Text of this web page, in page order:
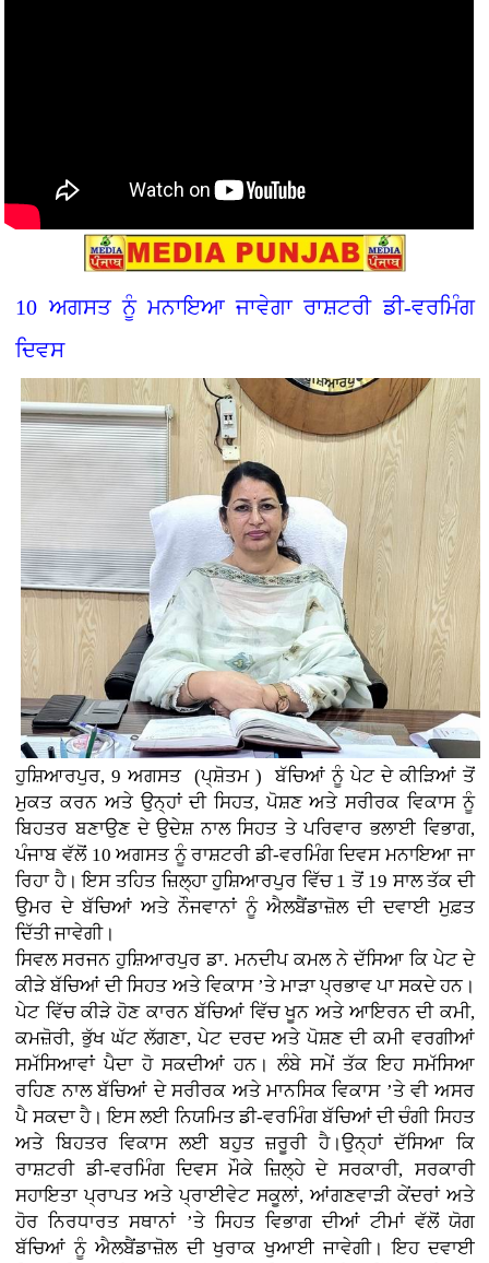
10 ਅਗਸਤ ਨੂੰ ਮਨਾਇਆ ਜਾਵੇਗਾ ਰਾਸ਼ਟਰੀ ਡੀ-ਵਰਮਿੰਗ
ਦਿਵਸ
ਹੁਸ਼ਿਆਰਪੁਰ, 9 ਅਗਸਤ (ਪ੍ਸ਼ੋਤਮ ) ਬੱਚਿਆਂ ਨੂੰ ਪੇਟ ਦੇ ਕੀੜਿਆਂ ਤੋਂ
ਮੁਕਤ ਕਰਨ ਅਤੇ ਉਨ੍ਹਾਂ ਦੀ ਸਿਹਤ, ਪੋਸ਼ਣ ਅਤੇ ਸਰੀਰਕ ਵਿਕਾਸ ਨੂੰ
ਬਿਹਤਰ ਬਣਾਉਣ ਦੇ ਉਦੇਸ਼ ਨਾਲ ਸਿਹਤ ਤੇ ਪਰਿਵਾਰ ਭਲਾਈ ਵਿਭਾਗ,
ਪੰਜਾਬ ਵੱਲੋਂ 10 ਅਗਸਤ ਨੂੰ ਰਾਸ਼ਟਰੀ ਡੀ-ਵਰਮਿੰਗ ਦਿਵਸ ਮਨਾਇਆ ਜਾ
ਰਿਹਾ ਹੈ। ਇਸ ਤਹਿਤ ਜ਼ਿਲ੍ਹਾ ਹੁਸ਼ਿਆਰਪੁਰ ਵਿੱਚ 1 ਤੋਂ 19 ਸਾਲ ਤੱਕ ਦੀ
ਉਮਰ ਦੇ ਬੱਚਿਆਂ ਅਤੇ ਨੌਜਵਾਨਾਂ ਨੂੰ ਐਲਬੈਂਡਾਜ਼ੋਲ ਦੀ ਦਵਾਈ ਮੁਫ਼ਤ
ਦਿੱਤੀ ਜਾਵੇਗੀ।
ਸਿਵਲ ਸਰਜਨ ਹੁਸ਼ਿਆਰਪੁਰ ਡਾ. ਮਨਦੀਪ ਕਮਲ ਨੇ ਦੱਸਿਆ ਕਿ ਪੇਟ ਦੇ
ਕੀੜੇ ਬੱਚਿਆਂ ਦੀ ਸਿਹਤ ਅਤੇ ਵਿਕਾਸ ’ਤੇ ਮਾੜਾ ਪ੍ਰਭਾਵ ਪਾ ਸਕਦੇ ਹਨ।
ਪੇਟ ਵਿੱਚ ਕੀੜੇ ਹੋਣ ਕਾਰਨ ਬੱਚਿਆਂ ਵਿੱਚ ਖੂਨ ਅਤੇ ਆਇਰਨ ਦੀ ਕਮੀ,
ਕਮਜ਼ੋਰੀ, ਭੁੱਖ ਘੱਟ ਲੱਗਣਾ, ਪੇਟ ਦਰਦ ਅਤੇ ਪੋਸ਼ਣ ਦੀ ਕਮੀ ਵਰਗੀਆਂ
ਸਮੱਸਿਆਵਾਂ ਪੈਦਾ ਹੋ ਸਕਦੀਆਂ ਹਨ। ਲੰਬੇ ਸਮੇਂ ਤੱਕ ਇਹ ਸਮੱਸਿਆ
ਰਹਿਣ ਨਾਲ ਬੱਚਿਆਂ ਦੇ ਸਰੀਰਕ ਅਤੇ ਮਾਨਸਿਕ ਵਿਕਾਸ ’ਤੇ ਵੀ ਅਸਰ
ਪੈ ਸਕਦਾ ਹੈ। ਇਸ ਲਈ ਨਿਯਮਿਤ ਡੀ-ਵਰਮਿੰਗ ਬੱਚਿਆਂ ਦੀ ਚੰਗੀ ਸਿਹਤ
ਅਤੇ ਬਿਹਤਰ ਵਿਕਾਸ ਲਈ ਬਹੁਤ ਜ਼ਰੂਰੀ ਹੈ।ਉਨ੍ਹਾਂ ਦੱਸਿਆ ਕਿ
ਰਾਸ਼ਟਰੀ ਡੀ-ਵਰਮਿੰਗ ਦਿਵਸ ਮੌਕੇ ਜ਼ਿਲ੍ਹੇ ਦੇ ਸਰਕਾਰੀ, ਸਰਕਾਰੀ
ਸਹਾਇਤਾ ਪ੍ਰਾਪਤ ਅਤੇ ਪ੍ਰਾਈਵੇਟ ਸਕੂਲਾਂ, ਆਂਗਣਵਾੜੀ ਕੇਂਦਰਾਂ ਅਤੇ
ਹੋਰ ਨਿਰਧਾਰਤ ਸਥਾਨਾਂ ’ਤੇ ਸਿਹਤ ਵਿਭਾਗ ਦੀਆਂ ਟੀਮਾਂ ਵੱਲੋਂ ਯੋਗ
ਬੱਚਿਆਂ ਨੂੰ ਐਲਬੈਂਡਾਜ਼ੋਲ ਦੀ ਖੁਰਾਕ ਖੁਆਈ ਜਾਵੇਗੀ। ਇਹ ਦਵਾਈ